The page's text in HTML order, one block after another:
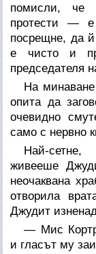
помисли, че
протести —
посрещне, да й
е чисто и
председателя
На
опита да
очевидно
само с нервно
Най-сетне,
живееше
неочаквана
отворила
Джудит
— Мис
и гласът му